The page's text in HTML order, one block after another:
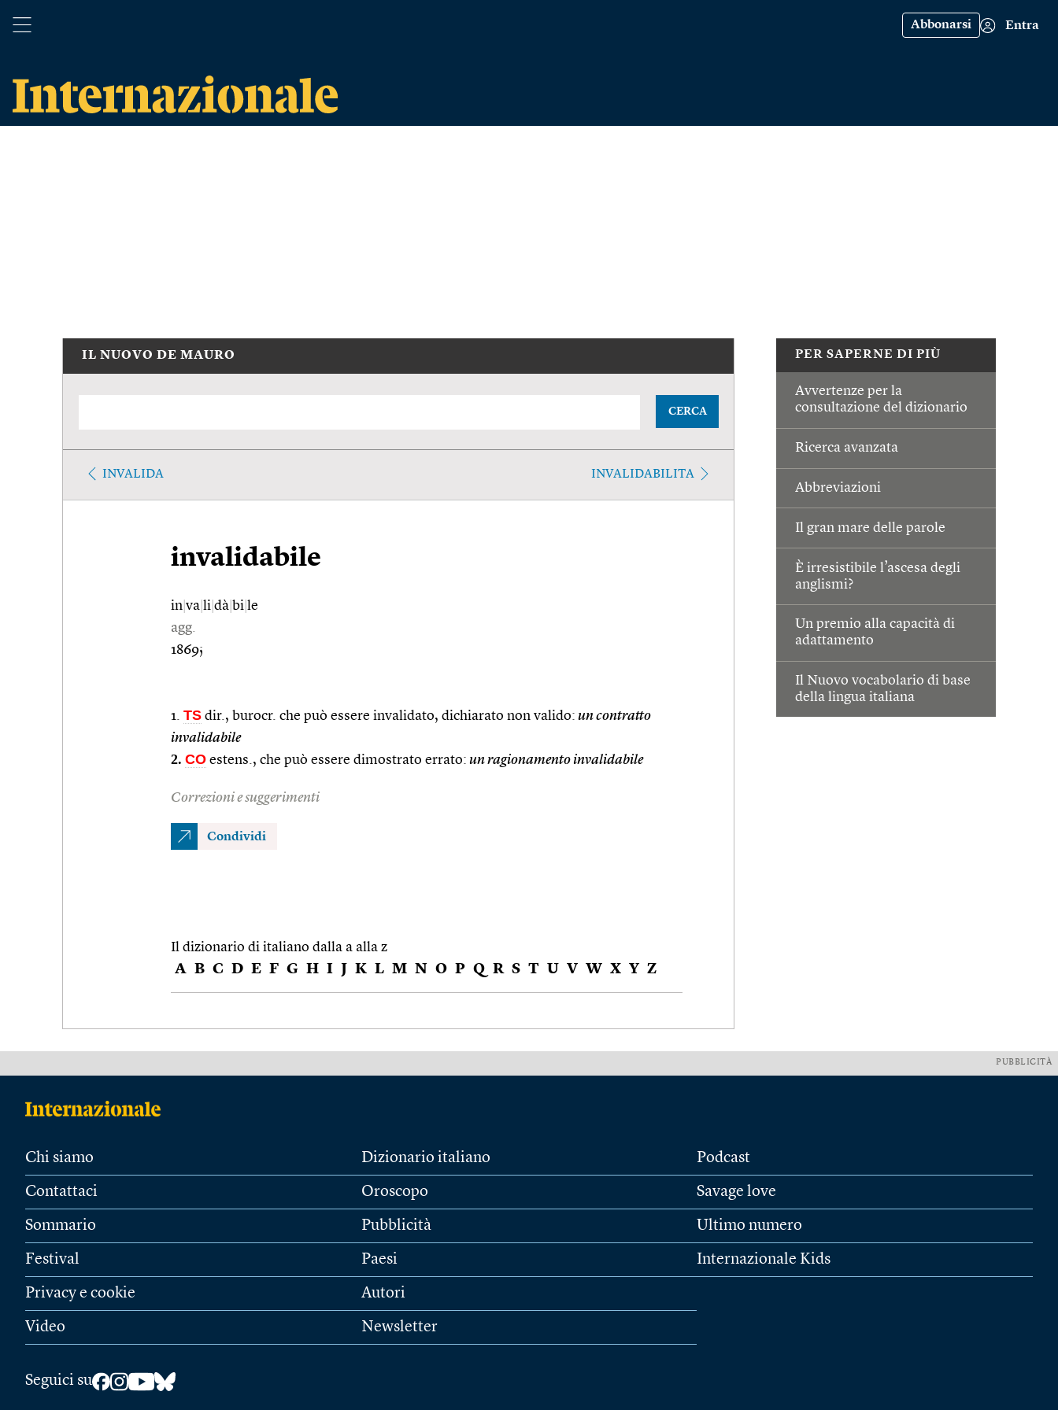
Abbonarsi Entra
PER SAPERNE DI PIÙ
Avvertenze per la
consultazione del dizionario
Ricerca avanzata
Abbreviazioni
Il gran mare delle parole
È irresistibile l’ascesa degli
anglismi?
Un premio alla capacità di
adattamento
Il Nuovo vocabolario di base
della lingua italiana
IL NUOVO DE MAURO
CERCA
INVALIDA INVALIDABILITA
invalidabile
in va li dà bi le
agg.
1869;
1. TS dir., burocr. che può essere invalidato, dichiarato non valido: un contratto
invalidabile
2. CO estens., che può essere dimostrato errato: un ragionamento invalidabile
Correzioni e suggerimenti
Condividi
Il dizionario di italiano dalla a alla z
A B C D E F G H I J K L M N O P Q R S T U V W X Y Z
PUBBLICITÀ
Chi siamo
Contattaci
Sommario
Festival
Privacy e cookie
Video
Dizionario italiano
Oroscopo
Pubblicità
Paesi
Autori
Newsletter
Podcast
Savage love
Ultimo numero
Internazionale Kids
Seguici su